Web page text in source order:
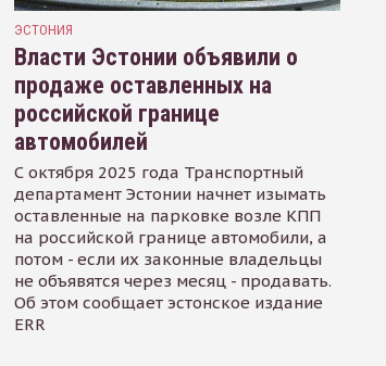
ЭСТОНИЯ
Власти Эстонии объявили о
продаже оставленных на
российской границе
автомобилей
С октября 2025 года Транспортный
департамент Эстонии начнет изымать
оставленные на парковке возле КПП
на российской границе автомобили, а
потом - если их законные владельцы
не объявятся через месяц - продавать.
Об этом сообщает эстонское издание
ERR